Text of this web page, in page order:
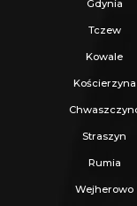
Gdynia
Tczew
Kowale
Kościerzyna
Straszyn
Rumia
Wejherowo